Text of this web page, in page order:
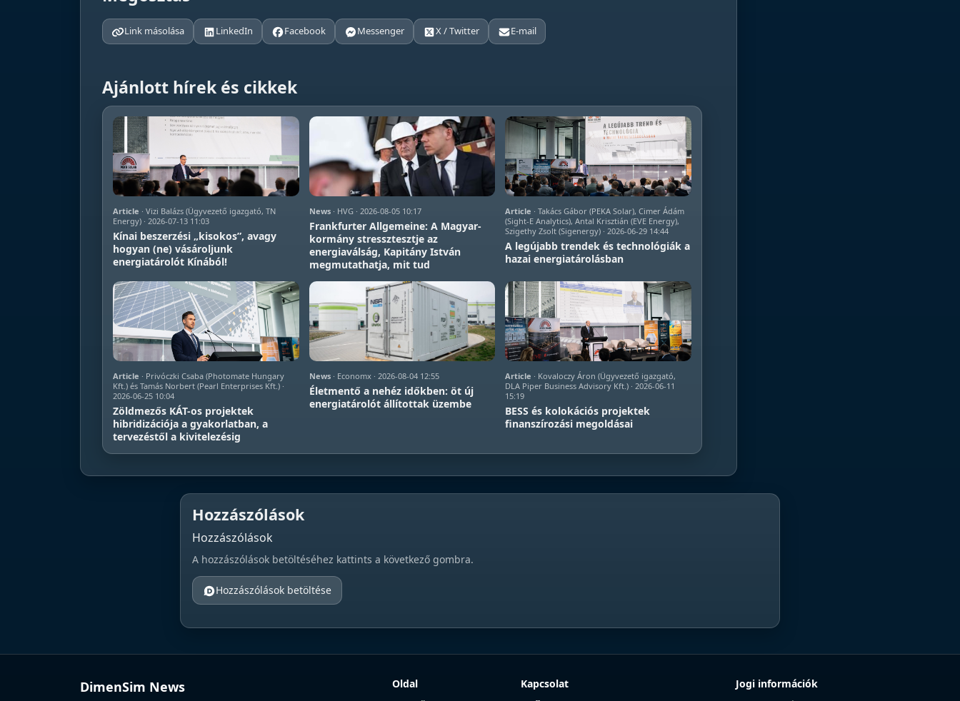
Link másolása LinkedIn Facebook Messenger X / Twitter E-mail
Ajánlott hírek és cikkek
Article · Vizi Balázs (Ügyvezető igazgató, TN
Energy) · 2026-07-13 11:03
Kínai beszerzési „kisokos”, avagy
hogyan (ne) vásároljunk
energiatárolót Kínából!
News· HVG · 2026-08-05 10:17
Frankfurter Allgemeine: A Magyar-
kormány stressztesztje az
energiaválság, Kapitány István
megmutathatja, mit tud
Article · Takács Gábor (PEKA Solar), Cimer Ádám
(Sight-E Analytics), Antal Krisztián (EVE Energy),
Szigethy Zsolt (Sigenergy) · 2026-06-29 14:44
A legújabb trendek és technológiák a
hazai energiatárolásban
Article · Privóczki Csaba (Photomate Hungary
Kft.) és Tamás Norbert (Pearl Enterprises Kft.) ·
2026-06-25 10:04
Zöldmezős KÁT-os projektek
hibridizációja a gyakorlatban, a
tervezéstől a kivitelezésig
News· Economx · 2026-08-04 12:55
Életmentő a nehéz időkben: öt új
energiatárolót állítottak üzembe
Article · Kovaloczy Áron (Ügyvezető igazgató,
DLA Piper Business Advisory Kft.) · 2026-06-11
15:19
BESS és kolokációs projektek
finanszírozási megoldásai
Hozzászólások
Hozzászólások
A hozzászólások betöltéséhez kattints a következő gombra.
Hozzászólások betöltése
DimenSim News Oldal Kapcsolat Jogi információk